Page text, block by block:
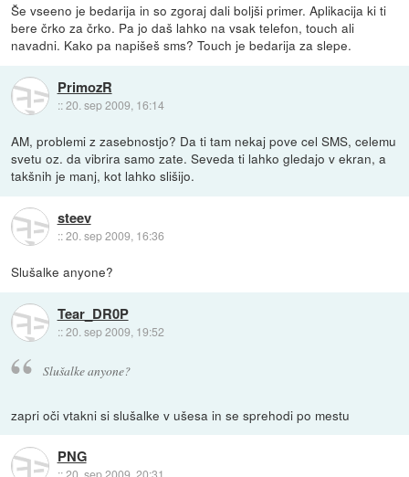
Še vseeno je bedarija in so zgoraj dali boljši primer. Aplikacija ki ti
bere črko za črko. Pa jo daš lahko na vsak telefon, touch ali
navadni. Kako pa napišeš sms? Touch je bedarija za slepe.
PrimozR
::20. sep 2009, 16:14
AM, problemi z zasebnostjo? Da ti tam nekaj pove cel SMS, celemu
svetu oz. da vibrira samo zate. Seveda ti lahko gledajo v ekran, a
takšnih je manj, kot lahko slišijo.
steev
::20. sep 2009, 16:36
Slušalke anyone?
Tear_DR0P
::20. sep 2009, 19:52
Slušalke anyone?
zapri oči vtakni si slušalke v ušesa in se sprehodi po mestu
PNG